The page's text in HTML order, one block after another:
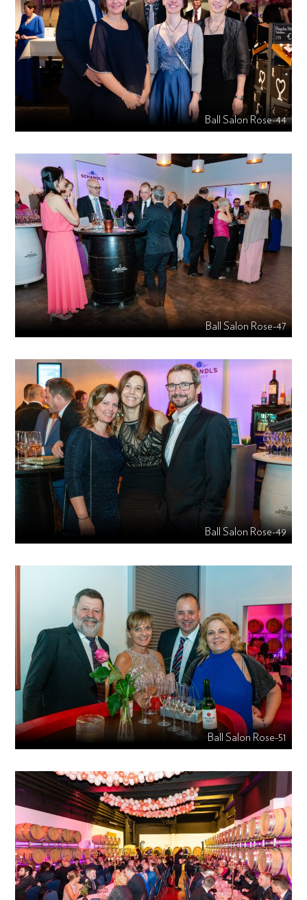
Ball Salon Rose-44
Ball Salon Rose-47
Ball Salon Rose-49
Ball Salon Rose-51